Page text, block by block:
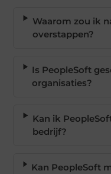
Waarom zou ik
overstappen?
Is PeopleSoft
organisaties?
Kan ik
bedrijf?
Kan PeopleSoft